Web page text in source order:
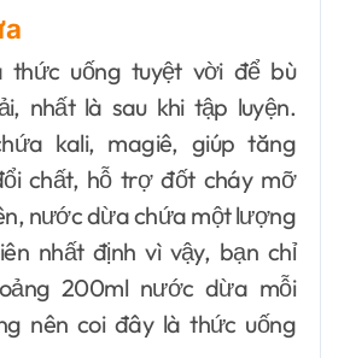
thức uống tuyệt vời để bù
nhất là sau khi tập luyện.
kali, magiê, giúp tăng
chất, hỗ trợ đốt cháy mỡ
nước dừa chứa một lượng
nhất định vì vậy, bạn chỉ
200ml nước dừa mỗi
nên coi đây là thức uống